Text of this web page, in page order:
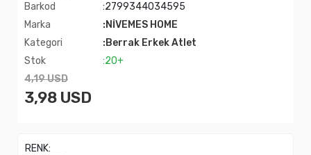
Barkod
:2799344034595
Marka
:NİVEMES HOME
Kategori
:Berrak Erkek Atlet
Stok
:20+
4,19 USD
3,98 USD
RENK: